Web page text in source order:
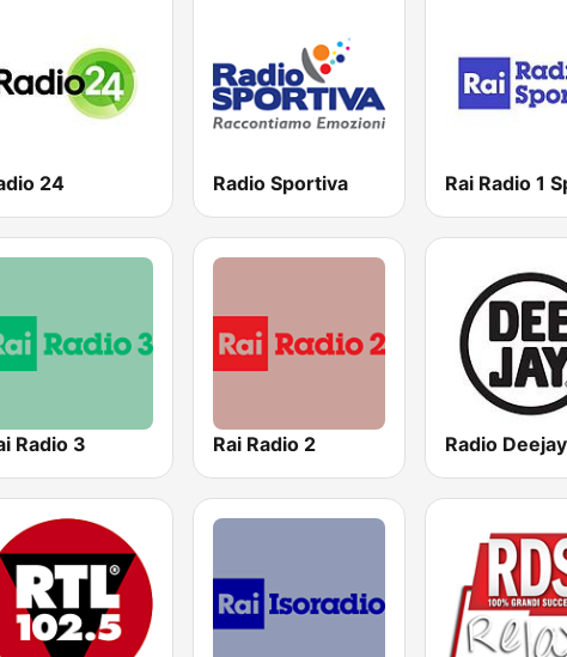
24 Radio Sportiva Rai Radio 1
Radio 3 Rai Radio 2 Radio Deejay